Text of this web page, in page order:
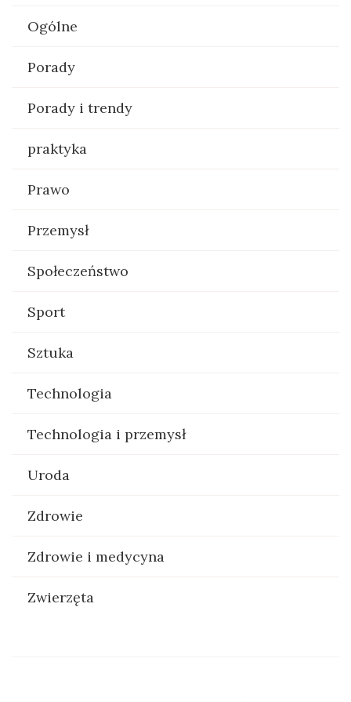
Ogólne
Porady
Porady i trendy
praktyka
Prawo
Przemysł
Społeczeństwo
Sport
Sztuka
Technologia
Technologia i przemysł
Uroda
Zdrowie
Zdrowie i medycyna
Zwierzęta